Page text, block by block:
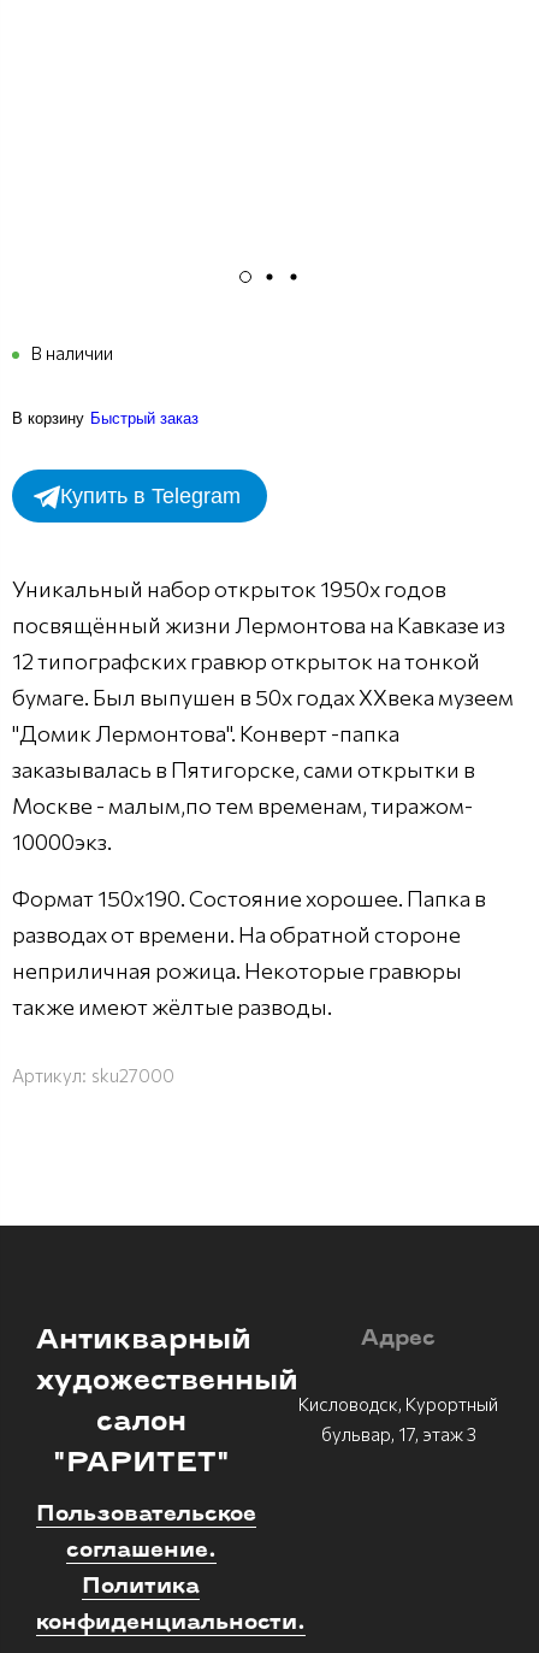
В наличии
В корзину Быстрый заказ
Купить в Telegram
Уникальный набор открыток 1950х годов
посвящённый жизни Лермонтова на Кавказе из
12 типографских гравюр открыток на тонкой
бумаге. Был выпушен в 50х годах ХХвека музеем
"Домик Лермонтова". Конверт -папка
заказывалась в Пятигорске, сами открытки в
Москве - малым,по тем временам, тиражом-
10000экз.
Формат 150х190. Состояние хорошее. Папка в
разводах от времени. На обратной стороне
неприличная рожица. Некоторые гравюры
также имеют жёлтые разводы.
Артикул: sku27000
Антикварный
художественный
салон
"РАРИТЕТ"
Пользовательское
соглашение.
Политика
конфиденциальности.
Адрес
Кисловодск, Курортный
бульвар, 17, этаж 3